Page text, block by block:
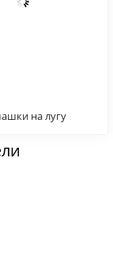
на лугу